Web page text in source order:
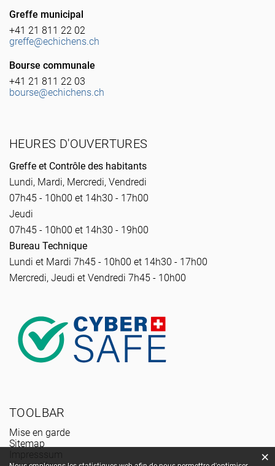
Greffe municipal
+41 21 811 22 02
greffe@echichens.ch
Bourse communale
+41 21 811 22 03
bourse@echichens.ch
HEURES D'OUVERTURES
Greffe et Contrôle des habitants
Lundi, Mardi, Mercredi, Vendredi
07h45 - 10h00 et 14h30 - 17h00
Jeudi
07h45 - 10h00 et 14h30 - 19h00
Bureau Technique
Lundi et Mardi 7h45 - 10h00 et 14h30 - 17h00
Mercredi, Jeudi et Vendredi 7h45 - 10h00
TOOLBAR
Mise en garde
Sitemap
Impresssum
×